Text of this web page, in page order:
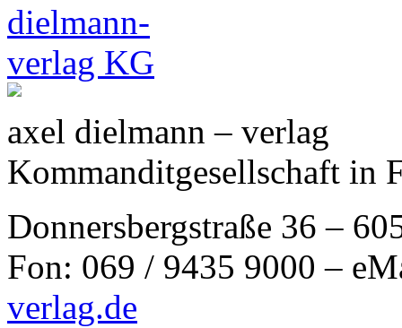
axel dielmann – verlag
Kommanditgesellschaft in
Donnersbergstraße 36 –
Fon: 069 / 9435 9000 –
verlag.de